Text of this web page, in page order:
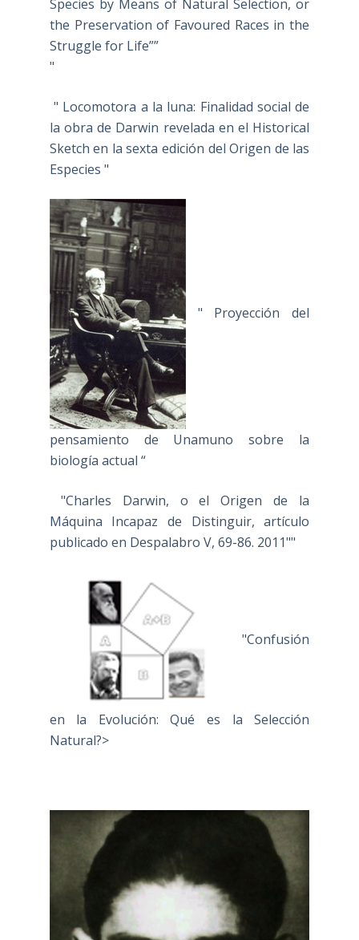
Species by Means of Natural Selection, or
the Preservation of Favoured Races in the
Struggle for Life””
"
" Locomotora a la luna: Finalidad social de
la obra de Darwin revelada en el Historical
Sketch en la sexta edición del Origen de las
Especies "
" Proyección del
pensamiento de Unamuno sobre la
biología actual “
"Charles Darwin, o el Origen de la
Máquina Incapaz de Distinguir, artículo
publicado en Despalabro V, 69-86. 2011""
"Confusión
en la Evolución: Qué es la Selección
Natural?>